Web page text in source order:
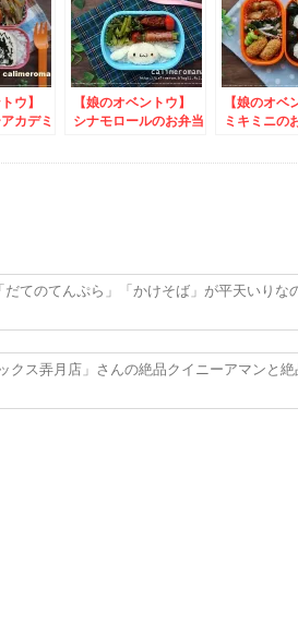
トウ】
カデミ
【娘のオベントウ】
シナモロールのお弁当
【娘のオ
ミキミニの
てのてんぷら」「かけそば」が平天いりな
クス弄月店」さんの絶品クイニーアマンと